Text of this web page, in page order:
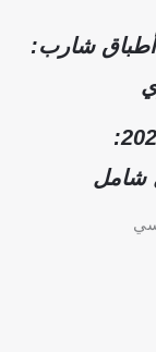
أطباق شارب:
اقرا ايضا : أفضل غسالات أطباق 2025:
شامل